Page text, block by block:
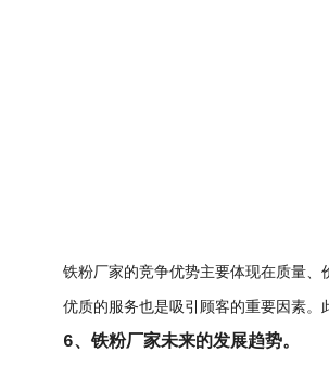
铁粉厂家的竞争优势主要体现在质量
优质的服务也是吸引顾客的重要因素。
6、铁粉厂家未来的发展趋势。